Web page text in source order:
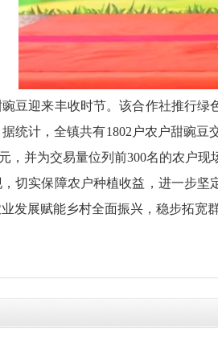
豌豆迎来丰收时节。该合作社推行
统计，全镇共有1802户农户甜豌
，并为交易量位列前300名的农户
切实保障农户种植收益，进一步
发展赋能乡村全面振兴，稳步拓宽